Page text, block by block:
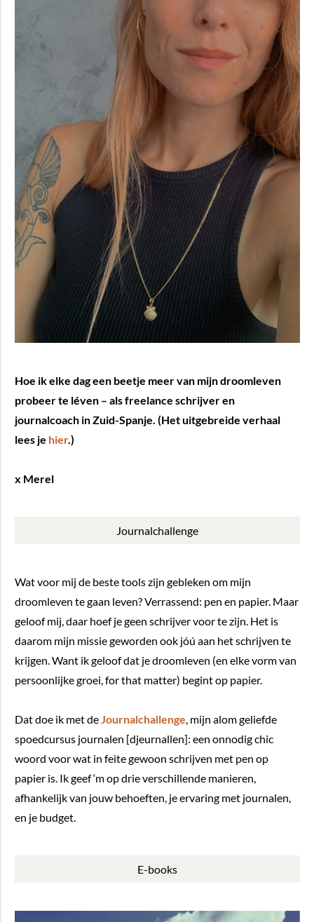
Hoe ik elke dag een beetje meer van mijn droomleven
probeer te léven – als freelance schrijver en
journalcoach in Zuid-Spanje. (Het uitgebreide verhaal
lees je hier.)
x Merel
Journalchallenge
Wat voor mij de beste tools zijn gebleken om mijn
droomleven te gaan leven? Verrassend: pen en papier. Maar
geloof mij, daar hoef je geen schrijver voor te zijn. Het is
daarom mijn missie geworden ook jóú aan het schrijven te
krijgen. Want ik geloof dat je droomleven (en elke vorm van
persoonlijke groei, for that matter) begint op papier.
Dat doe ik met deJournalchallenge, mijn alom geliefde
spoedcursus journalen [djeurnallen]: een onnodig chic
woord voor wat in feite gewoon schrijven met pen op
papier is. Ik geef ‘m op drie verschillende manieren,
afhankelijk van jouw behoeften, je ervaring met journalen,
en je budget.
E-books